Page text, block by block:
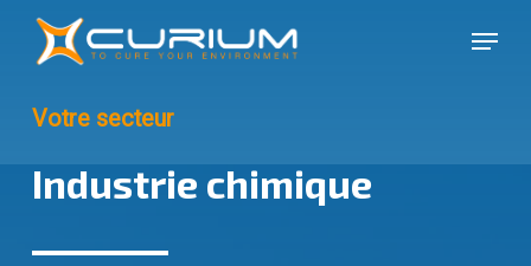
Skip
content
Menu
Votre secteur
Industrie chimique